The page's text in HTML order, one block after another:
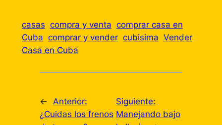
casas compra y venta comprar casa en
Cuba comprar y vender cubisima Vender
Casa en Cuba
←
Anterior:
¿Cuidas los frenos
Siguiente:
Manejando bajo